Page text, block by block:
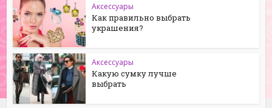
Аксессуары
Как правильно выбрать
украшения?
Аксессуары
Какую сумку лучше
выбрать